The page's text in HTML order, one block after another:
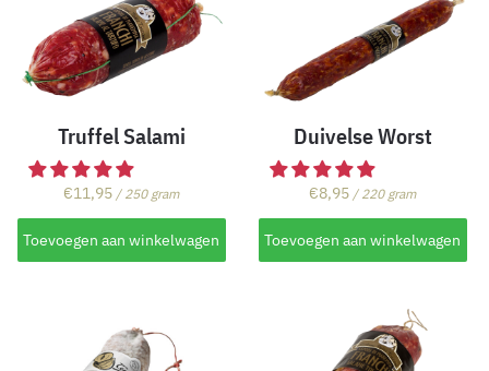
Truffel Salami
€11,95 / 250 gram
Toevoegen aan winkelwagen
Duivelse Worst
€8,95 / 220 gram
Toevoegen aan winkelwagen